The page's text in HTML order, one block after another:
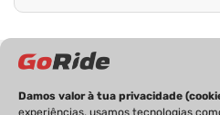
Damos valor à tua privacidade
experiências, usamos tecnologias